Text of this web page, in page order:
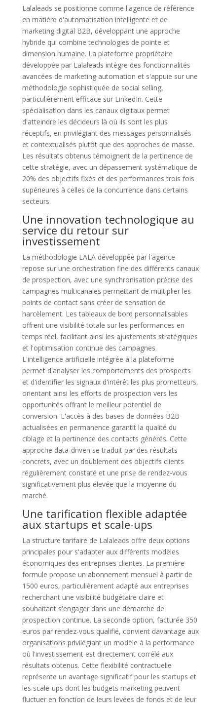
Lalaleads se positionne comme l'agence de référence
en matière d'automatisation intelligente et de
marketing digital B2B, développant une approche
hybride qui combine technologies de pointe et
dimension humaine. La plateforme propriétaire
développée par Lalaleads intègre des fonctionnalités
avancées de marketing automation et s'appuie sur une
méthodologie sophistiquée de social selling,
particulièrement efficace sur LinkedIn. Cette
spécialisation dans les canaux digitaux permet
d'atteindre les décideurs là où ils sont les plus
réceptifs, en privilégiant des messages personnalisés
et contextualisés plutôt que des approches de masse.
Les résultats obtenus témoignent de la pertinence de
cette stratégie, avec un dépassement systématique de
20% des objectifs fixés et des performances trois fois
supérieures à celles de la concurrence dans certains
secteurs.
Une innovation technologique au
service du retour sur
investissement
La méthodologie LALA développée par l'agence
repose sur une orchestration fine des différents canaux
de prospection, avec une synchronisation précise des
campagnes multicanales permettant de multiplier les
points de contact sans créer de sensation de
harcèlement. Les tableaux de bord personnalisables
offrent une visibilité totale sur les performances en
temps réel, facilitant ainsi les ajustements stratégiques
et l'optimisation continue des campagnes.
L'intelligence artificielle intégrée à la plateforme
permet d'analyser les comportements des prospects
et d'identifier les signaux d'intérêt les plus prometteurs,
orientant ainsi les efforts de prospection vers les
opportunités offrant le meilleur potentiel de
conversion. L'accès à des bases de données B2B
actualisées en permanence garantit la qualité du
ciblage et la pertinence des contacts générés. Cette
approche data-driven se traduit par des résultats
concrets, avec un doublement des objectifs clients
régulièrement constaté et une prise de rendez-vous
significativement plus élevée que la moyenne du
marché.
Une tarification flexible adaptée
aux startups et scale-ups
La structure tarifaire de Lalaleads offre deux options
principales pour s'adapter aux différents modèles
économiques des entreprises clientes. La première
formule propose un abonnement mensuel à partir de
1500 euros, particulièrement adapté aux entreprises
recherchant une visibilité budgétaire claire et
souhaitant s'engager dans une démarche de
prospection continue. La seconde option, facturée 350
euros par rendez-vous qualifié, convient davantage aux
organisations privilégiant un modèle à la performance
où l'investissement est directement corrélé aux
résultats obtenus. Cette flexibilité contractuelle
représente un avantage significatif pour les startups et
les scale-ups dont les budgets marketing peuvent
fluctuer en fonction de leurs levées de fonds et de leur